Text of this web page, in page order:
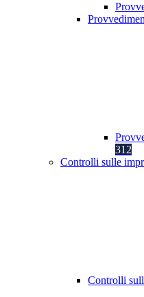
312
Controlli sulle
Controlli